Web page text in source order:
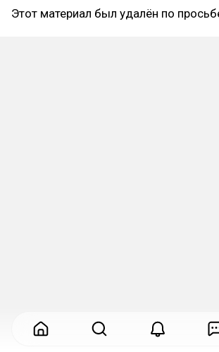
Этот материал был удалён по